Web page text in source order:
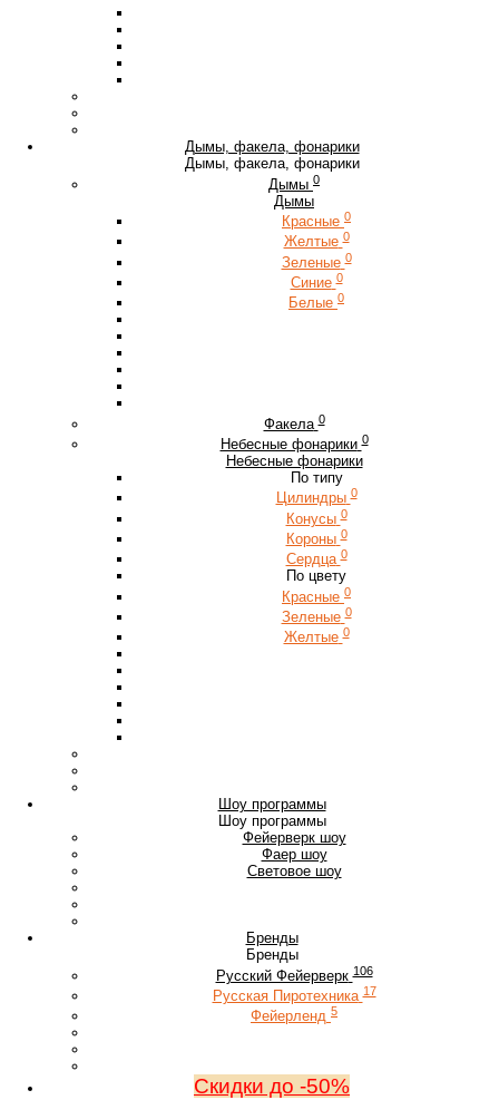
Дымы, факела, фонарики
Дымы, факела, фонарики
Дымы 0
Дымы
Красные 0
Желтые 0
Зеленые 0
Синие 0
Белые 0
Факела 0
Небесные фонарики 0
Небесные фонарики
По типу
Цилиндры 0
Конусы 0
Короны 0
Сердца 0
По цвету
Красные 0
Зеленые 0
Желтые 0
Шоу программы
Шоу программы
Фейерверк шоу
Фаер шоу
Световое шоу
Бренды
Бренды
Русский Фейерверк 106
Русская Пиротехника 17
Фейерленд 5
Скидки до -50%